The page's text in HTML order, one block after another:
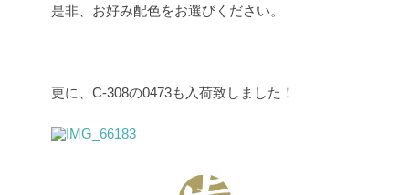
是非、お好み配色をお選びください。
更に、C-308の0473も入荷致しました！